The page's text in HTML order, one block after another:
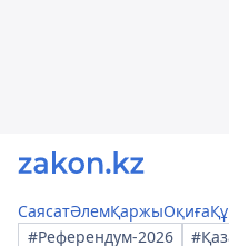
СаясатӘлемҚаржыОқиға
#Референдум-2026